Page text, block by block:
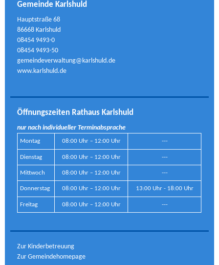
Gemeinde Karlshuld
Hauptstraße 68
86668 Karlshuld
08454 9493-0
08454 9493-50
gemeindeverwaltung@karlshuld.de
www.karlshuld.de
Öffnungszeiten Rathaus Karlshuld
nur nach individueller Terminabsprache
Montag 08:00 Uhr – 12:00 Uhr ---
Dienstag 08:00 Uhr – 12:00 Uhr ---
Mittwoch 08:00 Uhr – 12:00 Uhr ---
Donnerstag 08:00 Uhr – 12:00 Uhr 13:00 Uhr - 18:00 Uhr
Freitag 08:00 Uhr – 12:00 Uhr ---
Zur Kinderbetreuung
Zur Gemeindehomepage